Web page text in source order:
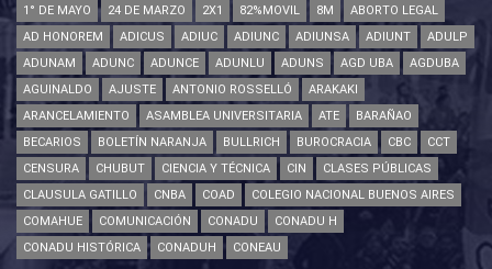
1° DE MAYO 24 DE MARZO 2X1 82%MOVIL 8M
ABORTO LEGAL
AD HONOREM
ADICUS ADIUC ADIUNC ADIUNSA ADIUNT
ADULP
ADUNAM
ADUNC ADUNCE ADUNLU ADUNS AGD UBA
AGDUBA
AGUINALDO
AJUSTE ANTONIO ROSSELLÓ
ARAKAKI
ARANCELAMIENTO
ASAMBLEA UNIVERSITARIA ATE
BARAÑAO
BECARIOS
BOLETÍN NARANJA BULLRICH BUROCRACIA CBC
CCT
CENSURA
CHUBUT CIENCIA Y TÉCNICA CIN
CLASES PÚBLICAS
CLAUSULA GATILLO
CNBA COAD
COLEGIO NACIONAL BUENOS AIRES
COMAHUE
COMUNICACIÓN CONADU
CONADU H
CONADU HISTÓRICA
CONADUH CONEAU